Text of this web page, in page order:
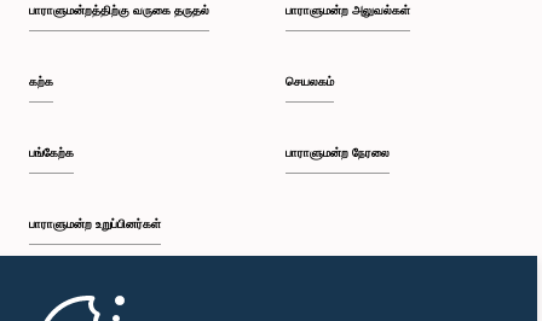
பாராளுமன்றத்திற்கு வருகை தருதல்
கற்க
பங்கேற்க
பாராளுமன்ற உறுப்பினர்கள்
முதற்பக்கம்
பாராளுமன்ற அலுவல்கள்
செயலகம்
பாராளுமன்ற நேரலை